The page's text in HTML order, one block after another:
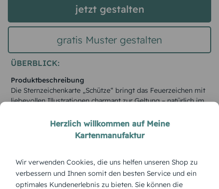
jetzt gestalten
gratis Muster gestalten
ÜBERBLICK:
Produktbeschreibung
Die Sternzeichenkarte „Schütze“ bringt das Feuerzeichen mit
liebevollen Illustrationen charmant zur Geltung – natürlich im
Herzlich willkommen auf Meine
Kartenmanufaktur
Wir verwenden Cookies, die uns helfen unseren Shop zu
verbessern und Ihnen somit den besten Service und ein
optimales Kundenerlebnis zu bieten. Sie können die